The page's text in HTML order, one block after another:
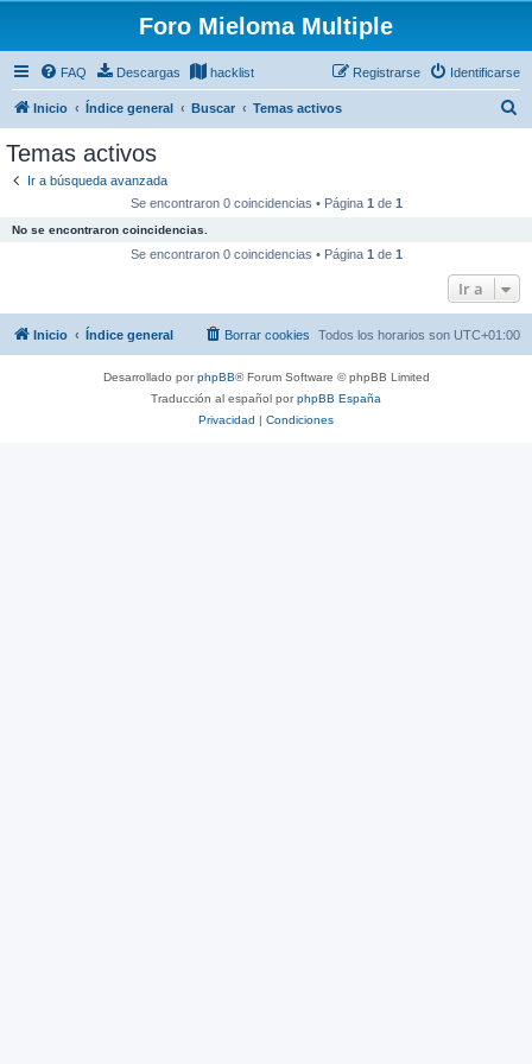
Foro Mieloma Multiple
FAQ Descargas hacklist Identificarse
Registrarse
Inicio Índice general Buscar Temas activos
Temas activos
Ir a búsqueda avanzada
Se encontraron 0 coincidencias • Página 1 de 1
No se encontraron coincidencias.
Se encontraron 0 coincidencias • Página 1 de 1
Ir a
Inicio Índice general Todos los horarios son UTC+01:00
Borrar cookies
Desarrollado porphpBB® Forum Software © phpBB Limited
Traducción al español porphpBB España
Privacidad | Condiciones